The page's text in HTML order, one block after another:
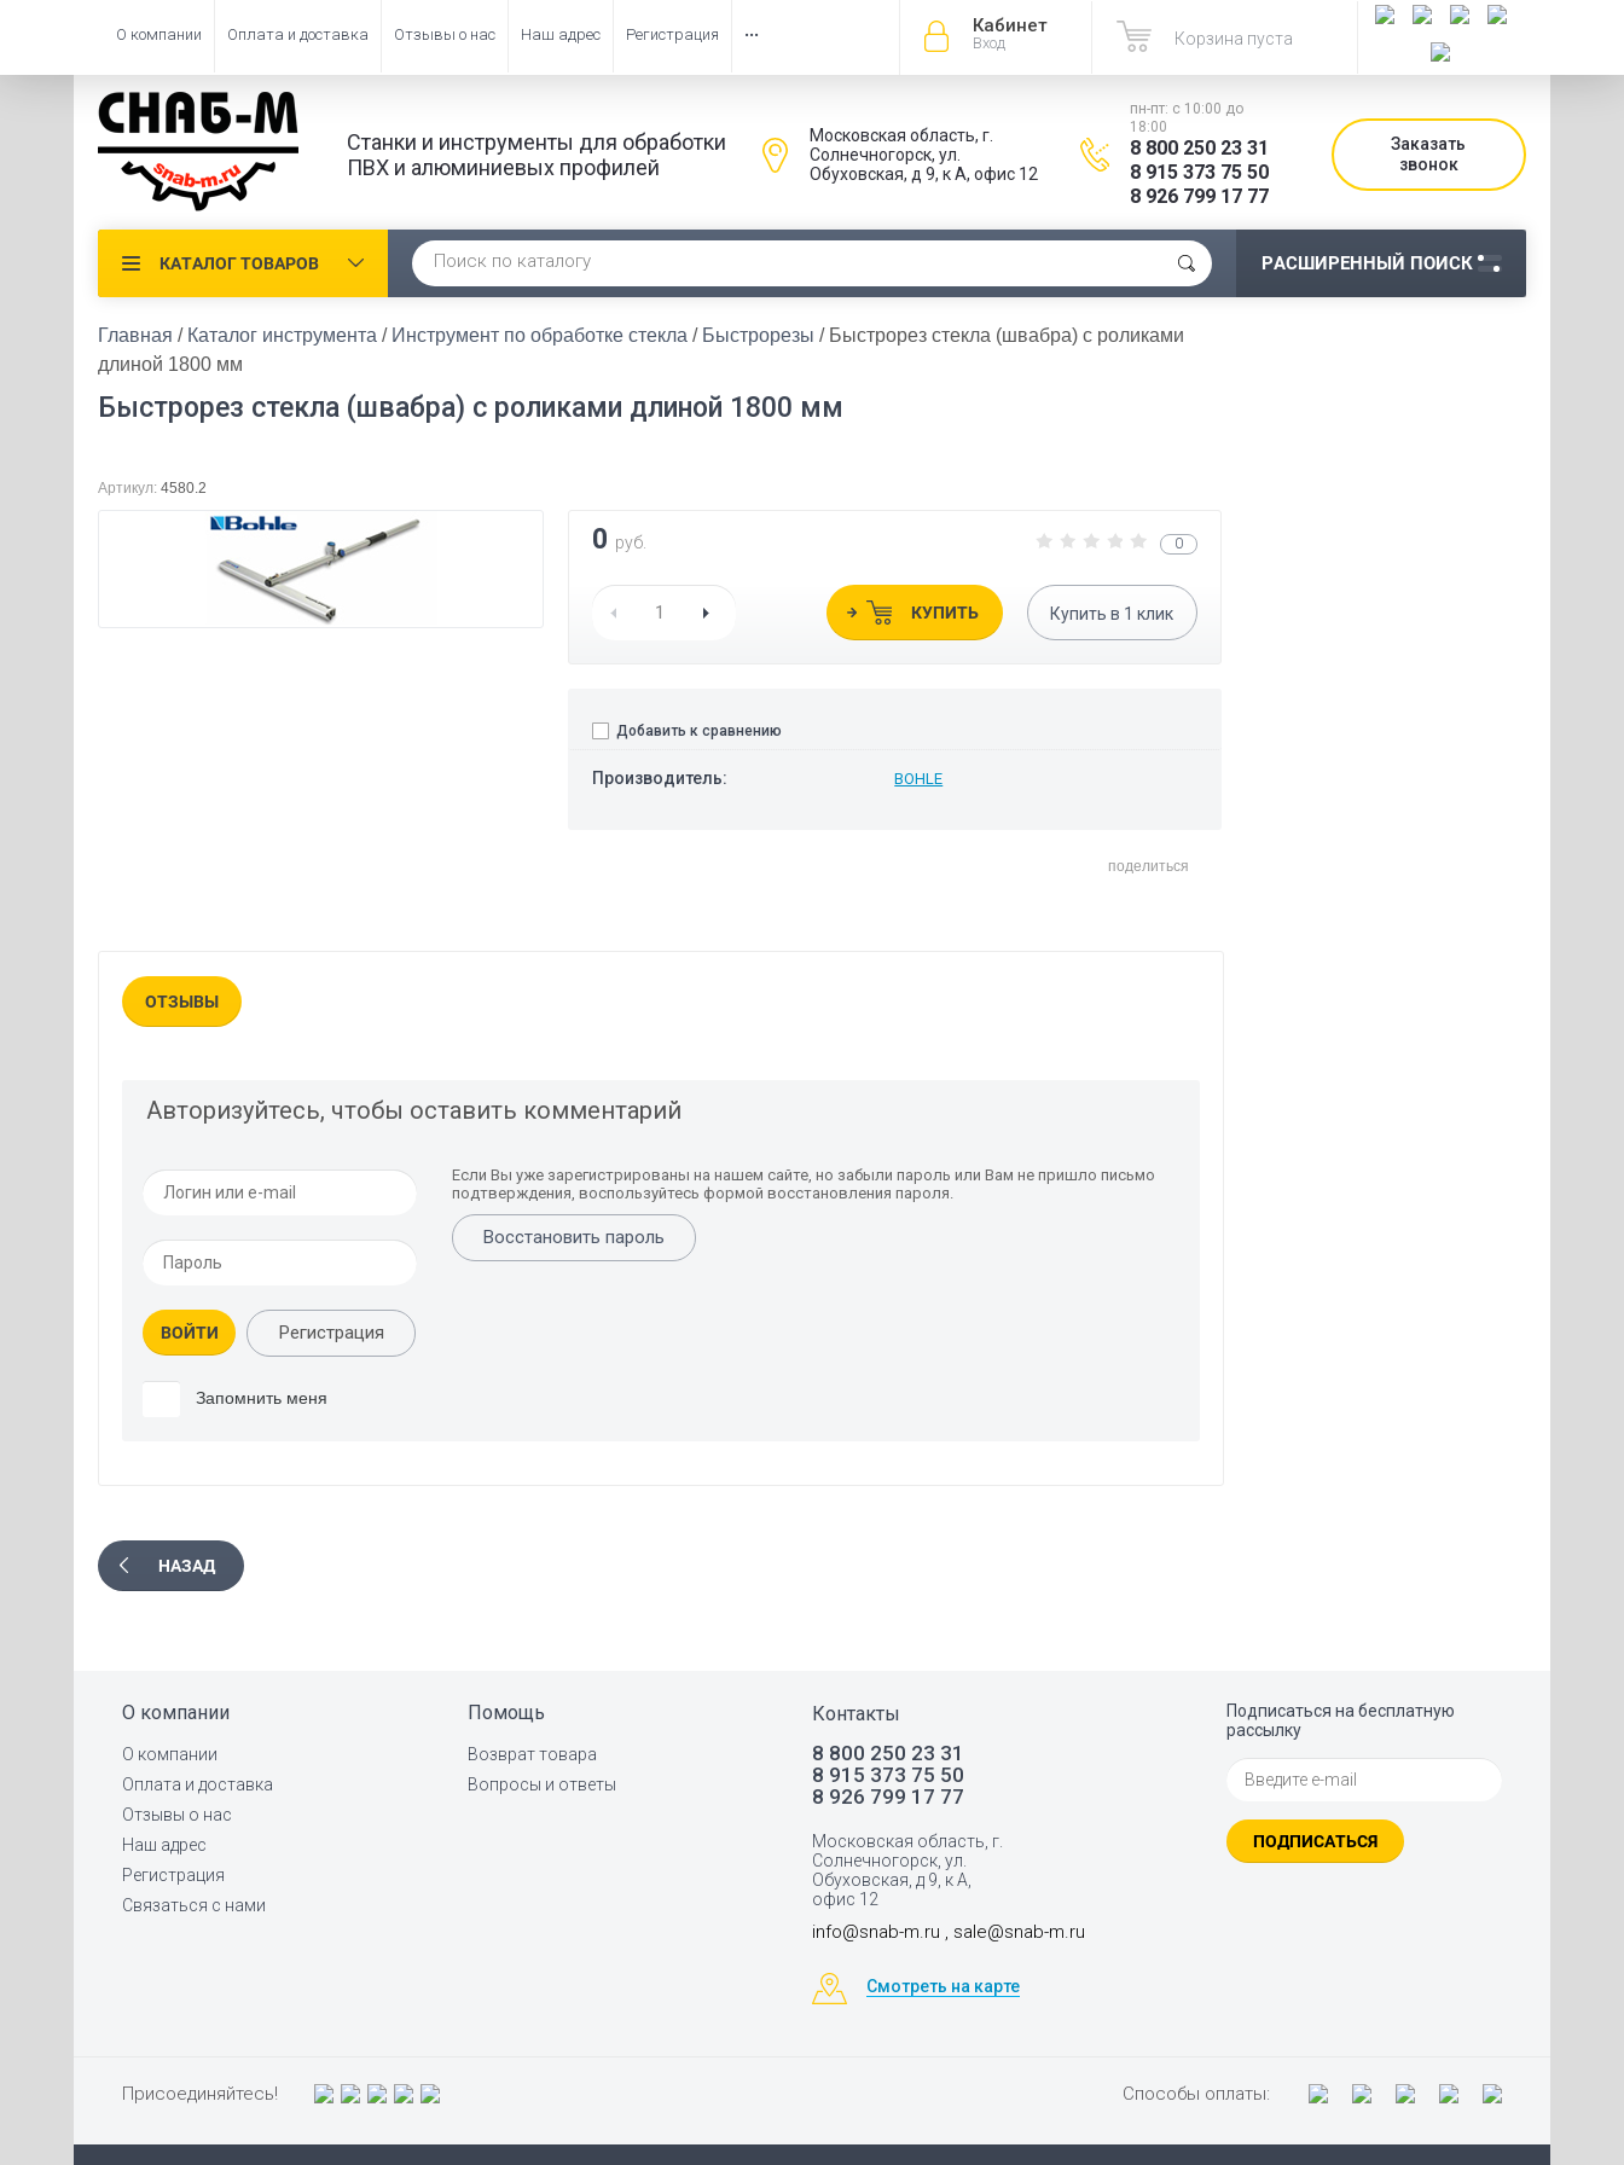
Кабинет
Вход Корзина пуста
О компании Оплата и доставка Отзывы о нас Наш адрес Регистрация •••
Станки и инструменты для обработки
ПВХ и алюминиевых профилей
Московская область, г.
Солнечногорск, ул.
Обуховская, д 9, к А, офис 12
пн-пт: с 10:00 до
18:00
8 800 250 23 31
8 915 373 75 50
8 926 799 17 77
Заказать
звонок
КАТАЛОГ ТОВАРОВ РАСШИРЕННЫЙ ПОИСК
Главная / Каталог инструмента / Инструмент по обработке стекла / Быстрорезы / Быстрорез стекла (швабра) с роликами
длиной 1800 мм
Быстрорез стекла (швабра) с роликами длиной 1800 мм
Артикул: 4580.2
0
0 руб.
КУПИТЬ Купить в 1 клик
Добавить к сравнению
Производитель: BOHLE
поделиться
ОТЗЫВЫ
Авторизуйтесь, чтобы оставить комментарий
ВОЙТИ Регистрация
Запомнить меня
Если Вы уже зарегистрированы на нашем сайте, но забыли пароль или Вам не пришло письмо
подтверждения, воспользуйтесь формой восстановления пароля.
Восстановить пароль
НАЗАД
О компании
О компании
Оплата и доставка
Отзывы о нас
Наш адрес
Регистрация
Связаться с нами
Помощь
Возврат товара
Вопросы и ответы
Контакты
8 800 250 23 31
8 915 373 75 50
8 926 799 17 77
Московская область, г.
Солнечногорск, ул.
Обуховская, д 9, к А,
офис 12
info@snab-m.ru , sale@snab-m.ru
Смотреть на карте
Подписаться на бесплатную
рассылку
ПОДПИСАТЬСЯ
Присоединяйтесь! Способы оплаты: